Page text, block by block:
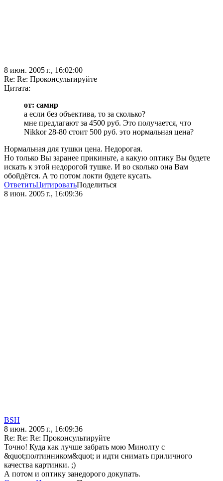
8 июн. 2005 г., 16:02:00
Re: Re: Проконсультируйте
Цитата:
от: самир
а если без объектива, то за сколько?
мне предлагают за 4500 руб. Это получается, что
Nikkor 28-80 стоит 500 руб. это нормальная цена?
Нормальная для тушки цена. Недорогая.
Но только Вы заранее прикиньте, а какую оптику Вы будете
искать к этой недорогой тушке. И во сколько она Вам
обойдётся. А то потом локти будете кусать.
ОтветитьЦитироватьПоделиться
8 июн. 2005 г., 16:09:36
BSH
8 июн. 2005 г., 16:09:36
Re: Re: Re: Проконсультируйте
Точно! Куда как лучше забрать мою Минолту с
&quot;полтинником&quot; и идти снимать приличного
качества картинки. ;)
А потом и оптику занедорого докупать.